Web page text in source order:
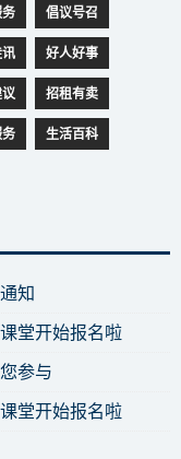
倡议号召
好人好事
招租有卖
生活百科
知
堂开始报名啦
参与
堂开始报名啦